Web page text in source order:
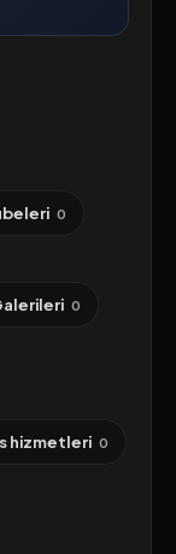
0
0
hizmetleri 0